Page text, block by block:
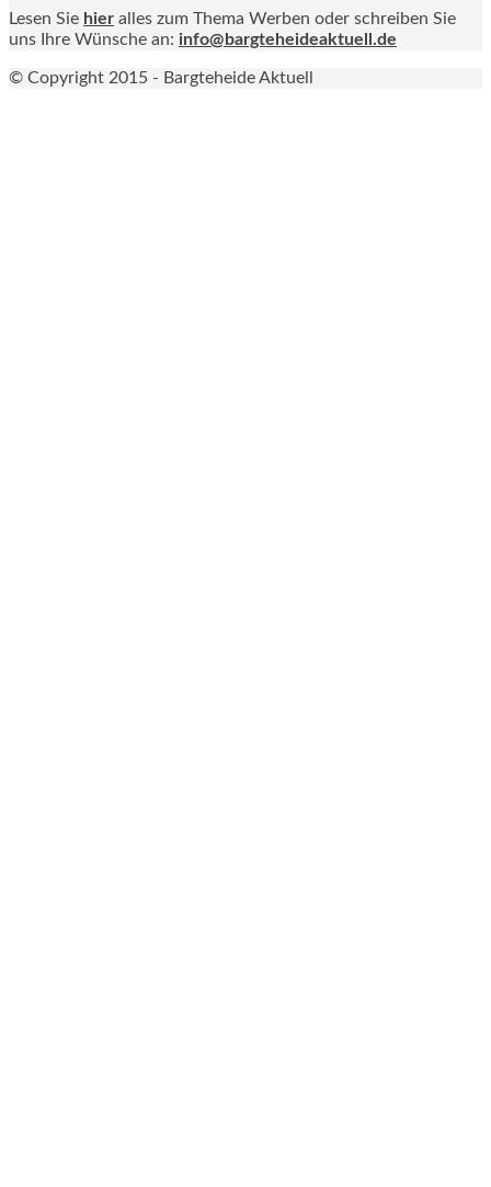
Lesen Sie hier alles zum Thema Werben oder schreiben Sie
uns Ihre Wünsche an: info@bargteheideaktuell.de
© Copyright 2015 - Bargteheide Aktuell